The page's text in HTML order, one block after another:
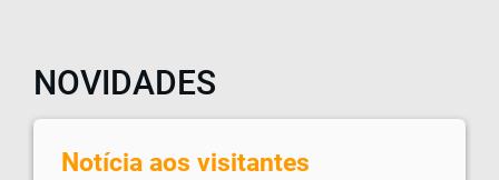
NOVIDADES
Notícia aos visitantes